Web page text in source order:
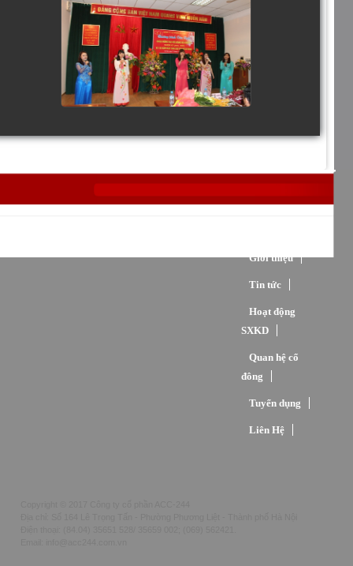
Giới thiệu
Tin tức
Hoạt động
SXKD
Quan hệ cổ
đông
Tuyển dụng
Liên Hệ